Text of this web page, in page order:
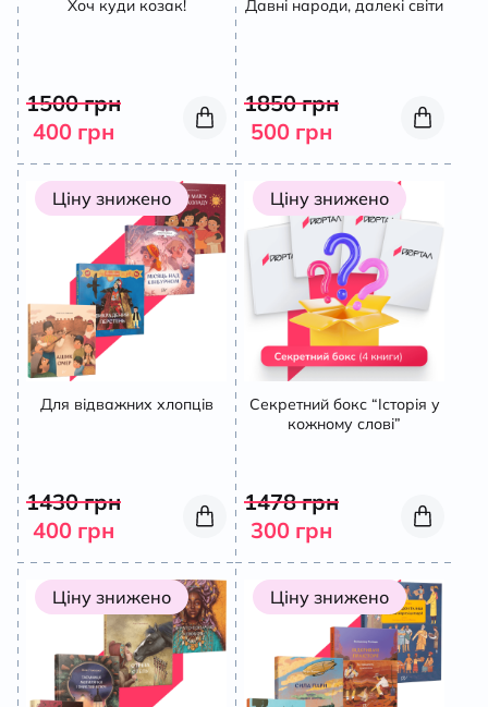
Хоч куди козак!
1500грн
400 грн
Давні народи, далекі світи
1850грн
500 грн
Ціну знижено
Для відважних хлопців
1430грн
400 грн
Ціну знижено
Секретний бокс “Історія у
кожному слові”
1478грн
300 грн
Ціну знижено Ціну знижено